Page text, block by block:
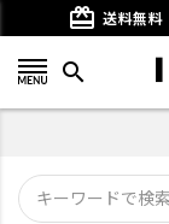
card_giftcard 送料無料
search